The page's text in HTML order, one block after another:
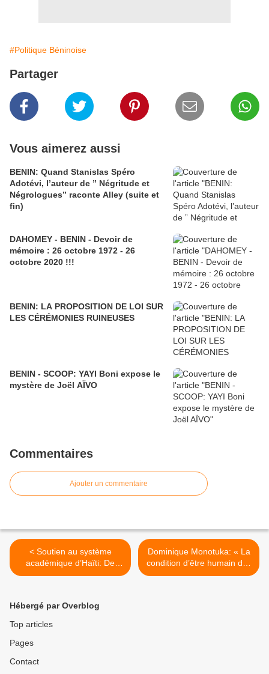
#Politique Béninoise
Partager
Vous aimerez aussi
BENIN: Quand Stanislas Spéro
Adotévi, l’auteur de ” Négritude et
Négrologues” raconte Alley (suite et
fin)
DAHOMEY - BENIN - Devoir de
mémoire : 26 octobre 1972 - 26
octobre 2020 !!!
BENIN: LA PROPOSITION DE LOI SUR
LES CÉRÉMONIES RUINEUSES
BENIN - SCOOP: YAYI Boni expose le
mystère de Joël AÏVO
Commentaires
Ajouter un commentaire
< Soutien au système
académique d’Haïti: De
nouveaux étudiants haïtiens
Dominique Monotuka: « La
condition d’être humain des
anciens esclaves n’a jamais
Hébergé par Overblog
Top articles
Pages
Contact